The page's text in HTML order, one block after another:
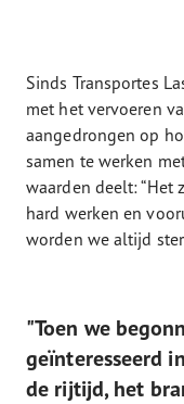
Sinds Transportes
met het vervoeren
aangedrongen op
samen te werken
waarden deelt:
hard werken en
worden we altijd
"Toen we
geïnteresseerd
de rijtijd, het